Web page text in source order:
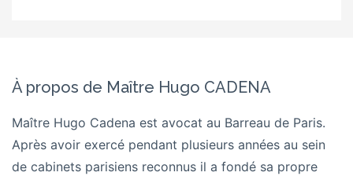
À propos de Maître Hugo CADENA
Maître Hugo Cadena est avocat au Barreau de Paris.
Après avoir exercé pendant plusieurs années au sein
de cabinets parisiens reconnus il a fondé sa propre